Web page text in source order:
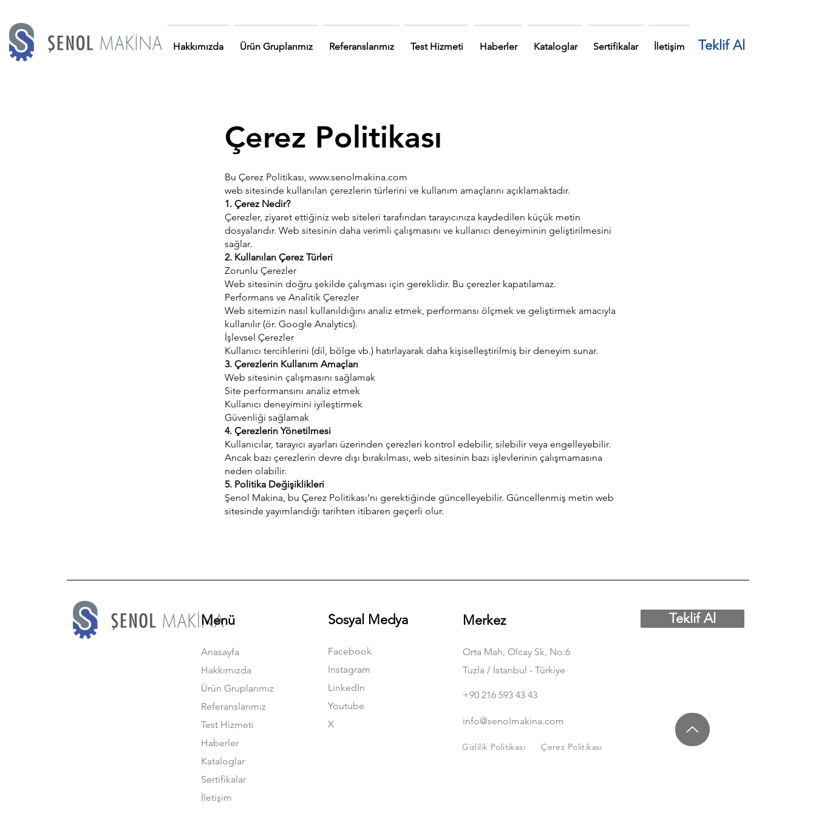
Hakkımızda Ürün Gruplarımız Referanslarımız Test Hizmeti Haberler Kataloglar Sertifikalar İletişim Teklif Al
Çerez Politikası
Bu Çerez Politikası, www.senolmakina.com
web sitesinde kullanılan çerezlerin türlerini ve kullanım amaçlarını açıklamaktadır.
1. Çerez Nedir?
Çerezler, ziyaret ettiğiniz web siteleri tarafından tarayıcınıza kaydedilen küçük metin
dosyalarıdır. Web sitesinin daha verimli çalışmasını ve kullanıcı deneyiminin geliştirilmesini
sağlar.
2. Kullanılan Çerez Türleri
Zorunlu Çerezler
Web sitesinin doğru şekilde çalışması için gereklidir. Bu çerezler kapatılamaz.
Performans ve Analitik Çerezler
Web sitemizin nasıl kullanıldığını analiz etmek, performansı ölçmek ve geliştirmek amacıyla
kullanılır (ör. Google Analytics).
İşlevsel Çerezler
Kullanıcı tercihlerini (dil, bölge vb.) hatırlayarak daha kişiselleştirilmiş bir deneyim sunar.
3. Çerezlerin Kullanım Amaçları
Web sitesinin çalışmasını sağlamak
Site performansını analiz etmek
Kullanıcı deneyimini iyileştirmek
Güvenliği sağlamak
4. Çerezlerin Yönetilmesi
Kullanıcılar, tarayıcı ayarları üzerinden çerezleri kontrol edebilir, silebilir veya engelleyebilir.
Ancak bazı çerezlerin devre dışı bırakılması, web sitesinin bazı işlevlerinin çalışmamasına
neden olabilir.
5. Politika Değişiklikleri
Şenol Makina, bu Çerez Politikası’nı gerektiğinde güncelleyebilir. Güncellenmiş metin web
sitesinde yayımlandığı tarihten itibaren geçerli olur.
Menü
Anasayfa
Hakkımızda
Ürün Gruplarımız
Referanslarımız
Test Hizmeti
Haberler
Kataloglar
Sertifikalar
İletişim
Sosyal Medya
Facebook
Instagram
LinkedIn
Youtube
X
Merkez
Orta Mah, Olcay Sk, No:6
Tuzla / İstanbul - Türkiye
+90 216 593 43 43
info@senolmakina.com
Gizlilik Politikası Çerez Politikası
Teklif Al